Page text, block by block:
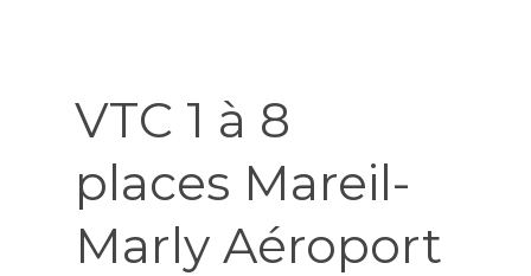
VTC 1 à 8
places Mareil-
Marly Aéroport